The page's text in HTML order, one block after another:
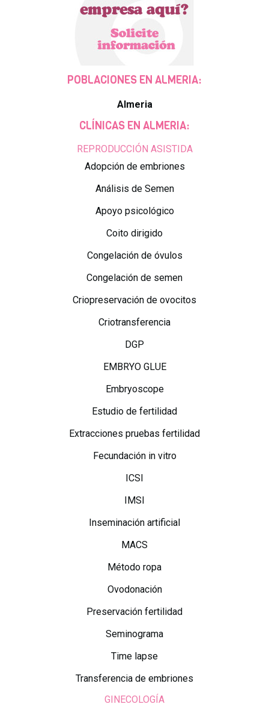
POBLACIONES EN ALMERIA:
Almeria
CLÍNICAS EN ALMERIA:
REPRODUCCIÓN ASISTIDA
Adopción de embriones
Análisis de Semen
Apoyo psicológico
Coito dirigido
Congelación de óvulos
Congelación de semen
Criopreservación de ovocitos
Criotransferencia
DGP
EMBRYO GLUE
Embryoscope
Estudio de fertilidad
Extracciones pruebas fertilidad
Fecundación in vitro
ICSI
IMSI
Inseminación artificial
MACS
Método ropa
Ovodonación
Preservación fertilidad
Seminograma
Time lapse
Transferencia de embriones
GINECOLOGÍA